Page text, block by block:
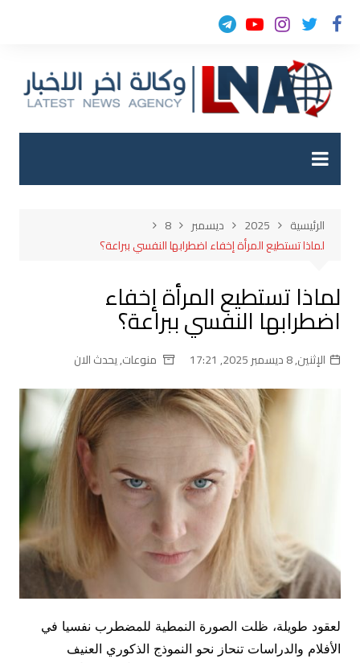
التجاوز
الرئيسية 2025 ديسمبر
8
لماذا تستطيع المرأة إخفاء اضطرابها النفسي ببراعة؟
لماذا تستطيع المرأة إخفاء
اضطرابها النفسي ببراعة؟
الإثنين, 8 ديسمبر 2025, 17:21 منوعات,يحدث الان
لعقود طويلة، ظلت الصورة النمطية للمضطرب نفسيا في
الأفلام والدراسات تنحاز نحو النموذج الذكوري العنيف